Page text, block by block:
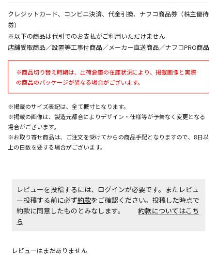
宅配のみでお届けする商品です（店舗受取は選択でき
ません）
同時購入が可能です
ただし、メーカーの営業日に基づき出荷手続きを行う
ため、通常よりお時間をいただく場合がございます。
また、日曜・祝日や年末年始などの長期休業期間中
は、休業明けからの出荷対応となります。
設置工事代金も含まれた商品です
お見積商品です。金額・施工日はお打ち合わせの上、
クレジットカード、コンビニ決済、代金引換、ナフコ商品券（株主優待
券）
※以下の商品は代引でのお支払がご利用いただけません
店舗受取商品／設置等工事付商品／メーカー直送商品／ナフコPRO商品
※商品切り替え時期は、出荷倉庫の在庫状況により、掲載画像と実際
の商品のパッケージが異なる場合がございます。
※掲載のサイズ表記は、全て概寸となります。
※掲載の画像は、製造元都合によりデザイン・仕様等が予告なく変更となる
場合がございます。
※お取り寄せ商品は、ご注文を受けてからの商品手配となりますので、8日以
上の日数を要する場合がございます。
レビューを投稿するには、ログインが必要です。またレビュ
ー投稿する前に必ず約款をご確認ください。投稿した時点で
約款に同意したものとみなします。 約款についてはこち
ら
レビューはまだありません